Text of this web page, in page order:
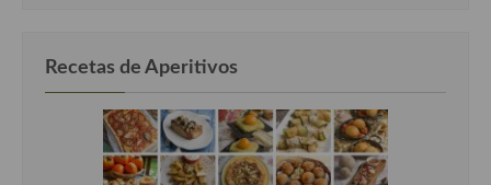
Recetas de Aperitivos